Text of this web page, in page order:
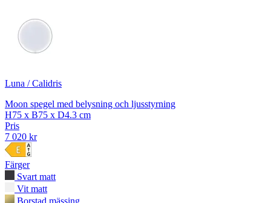
Luna / Calidris
Moon spegel med belysning och ljusstyrning
H75 x B75 x D4.3 cm
Pris
7 020 kr
Färger
Svart matt
Vit matt